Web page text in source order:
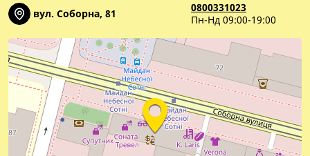
вул. Соборна, 81
0800331023
Пн-Нд 09:00-19:00